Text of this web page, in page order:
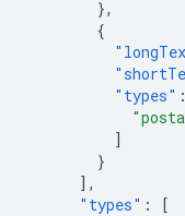
},
{
"types" :
]
}
],
"types" :
[